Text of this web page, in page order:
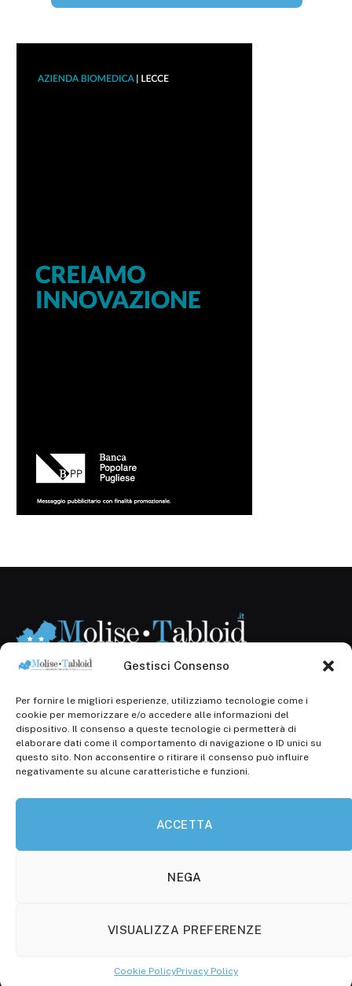
Gestisci Consenso
Per fornire le migliori esperienze, utilizziamo tecnologie come i
cookie per memorizzare e/o accedere alle informazioni del
dispositivo. Il consenso a queste tecnologie ci permetterà di
elaborare dati come il comportamento di navigazione o ID unici su
questo sito. Non acconsentire o ritirare il consenso può influire
negativamente su alcune caratteristiche e funzioni.
ACCETTA
NEGA
VISUALIZZA PREFERENZE
Cookie PolicyPrivacy Policy
Registr. presso il Tribunale di Campobasso: 3/2013 del
14.11.2013, Cron. 1254
Roc: iscrizione n° 25549 (Prot. 1138/com/15 del
30.04.2015)
P.Iva: 01707150700